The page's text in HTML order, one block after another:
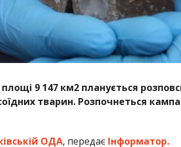
площі 9 147 км2 планується
тварин. Розпочнеться
ОДА, передає Інформатор.